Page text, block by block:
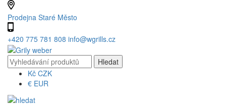
Prodejna Staré Město
+420 775 781 808 info@wgrills.cz
Kč CZK
€ EUR